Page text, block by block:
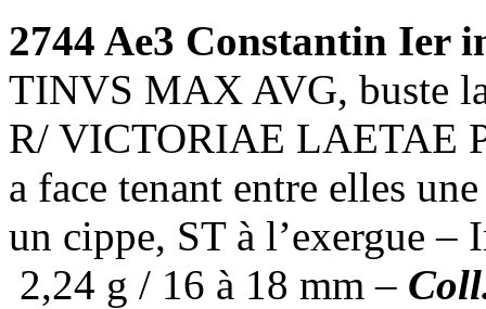
2744 Ae3 Constantin Ier
TINVS MAX AVG, buste
R/ VICTORIAE LAETAE
a face tenant entre elles
un cippe, ST à l’exergue
2,24 g / 16 à 18 mm –